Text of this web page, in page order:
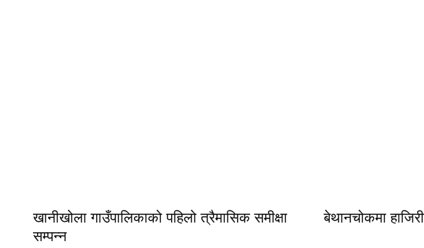
खानीखोला गाउँपालिकाको पहिलो त्रैमासिक समीक्षा
सम्पन्न
बेथानचोकमा